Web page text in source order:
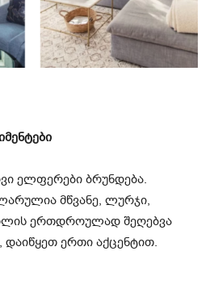
ელფერები ბრუნდება.
მწვანე, ლურჯი,
ერთდროულად შეღებვა
ერთი აქცენტით.